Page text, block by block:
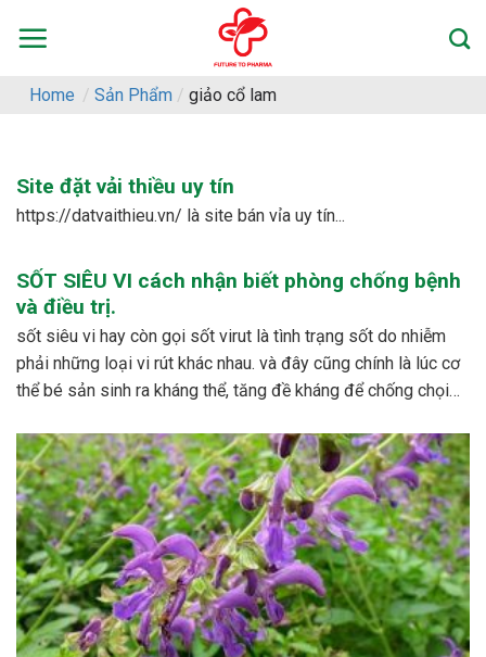
Home / Sản Phẩm / giảo cổ lam
Site đặt vải thiều uy tín
https://datvaithieu.vn/ là site bán vỉa uy tín...
SỐT SIÊU VI cách nhận biết phòng chống bệnh
và điều trị.
sốt siêu vi hay còn gọi sốt virut là tình trạng sốt do nhiễm
phải những loại vi rút khác nhau. và đây cũng chính là lúc cơ
thể bé sản sinh ra kháng thể, tăng đề kháng để chống chọi